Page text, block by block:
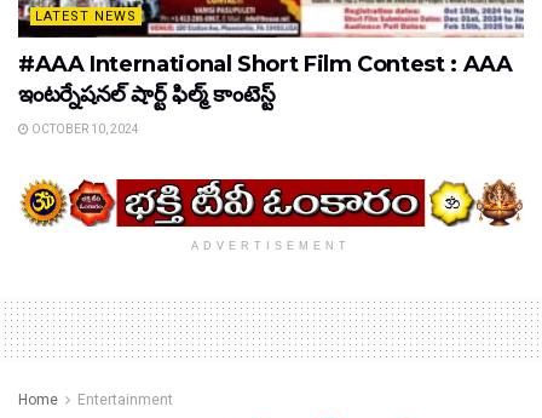
LATEST NEWS
#AAA International Short Film Contest : AAA
ఇంటర్నేషనల్ షార్ట్ ఫిల్మ్ కాంటెస్ట్
OCTOBER 10, 2024
ADVERTISEMENT
Home Entertainment